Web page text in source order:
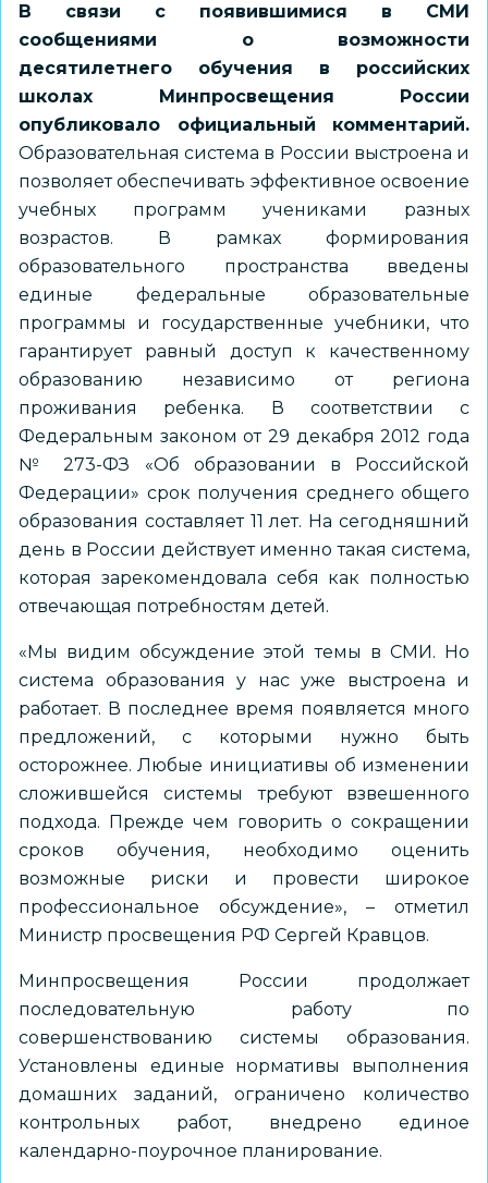
В связи с появившимися в СМИ
сообщениями о возможности
десятилетнего обучения в российских
школах Минпросвещения России
опубликовало официальный комментарий.
Образовательная система в России выстроена и
позволяет обеспечивать эффективное освоение
учебных программ учениками разных
возрастов. В рамках формирования
образовательного пространства введены
единые федеральные образовательные
программы и государственные учебники, что
гарантирует равный доступ к качественному
образованию независимо от региона
проживания ребенка. В соответствии с
Федеральным законом от 29 декабря 2012 года
№ 273-ФЗ «Об образовании в Российской
Федерации» срок получения среднего общего
образования составляет 11 лет. На сегодняшний
день в России действует именно такая система,
которая зарекомендовала себя как полностью
отвечающая потребностям детей.
«Мы видим обсуждение этой темы в СМИ. Но
система образования у нас уже выстроена и
работает. В последнее время появляется много
предложений, с которыми нужно быть
осторожнее. Любые инициативы об изменении
сложившейся системы требуют взвешенного
подхода. Прежде чем говорить о сокращении
сроков обучения, необходимо оценить
возможные риски и провести широкое
профессиональное обсуждение», – отметил
Министр просвещения РФ Сергей Кравцов.
Минпросвещения России продолжает
последовательную работу по
совершенствованию системы образования.
Установлены единые нормативы выполнения
домашних заданий, ограничено количество
контрольных работ, внедрено единое
календарно-поурочное планирование.